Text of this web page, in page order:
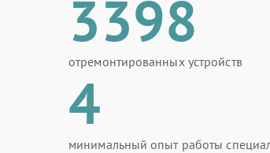
3398
отремонтированных устройств
4
минимальный опыт работы